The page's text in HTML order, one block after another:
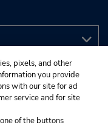
pixels, and other
you provide
with our site for ad
service and for site
of the buttons